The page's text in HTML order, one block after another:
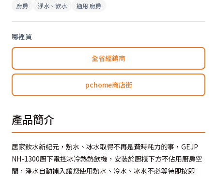
廚房
淨水、飲水 適用 廚房
哪裡買
全省經銷商
pchome商店街
產品簡介
居家飲水新紀元，熱水、冰水取得不再是費時耗力的事，GEJP
NH-1300厨下電控冰冷熱熱飲機，安裝於厨櫃下方不佔用厨房空
間，淨水自動補入讓您使用熱水、冷水、冰水不必等待即按即